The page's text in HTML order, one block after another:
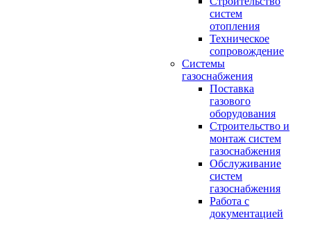
систем
отопления
Техническое
сопровождение
Системы
газоснабжения
Поставка
газового
оборудования
Строительство и
монтаж систем
газоснабжения
Обслуживание
систем
газоснабжения
Работа с
документацией